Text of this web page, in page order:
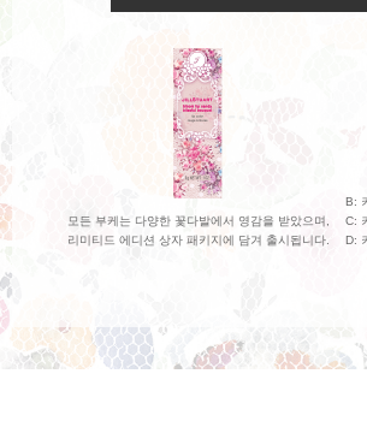
모든 부케는 다양한 꽃다발에서 영감을 받았으며,
리미티드 에디션 상자 패키지에 담겨 출시됩니다.
B:
C:
D: